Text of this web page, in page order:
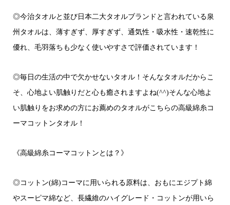
◎今治タオルと並び日本二大タオルブランドと言われている泉
州タオルは、薄すぎず、厚すぎず、通気性・吸水性・速乾性に
優れ、毛羽落ちも少なく使いやすさで評価されています！
◎毎日の生活の中で欠かせないタオル！そんなタオルだからこ
そ、心地よい肌触りだと心も癒されますよね(^^)そんな心地よ
い肌触りをお求めの方にお薦めのタオルがこちらの高級綿糸コ
ーマコットンタオル！
《高級綿糸コーマコットンとは？》
◎コットン(綿)コーマに用いられる原料は、おもにエジプト綿
やスーピマ綿など、長繊維のハイグレード・コットンが用いら